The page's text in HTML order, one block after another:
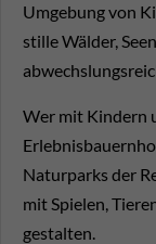
Umgebung von
stille Wälder,
Wer mit Kindern
Naturparks der
mit Spielen,
gestalten.